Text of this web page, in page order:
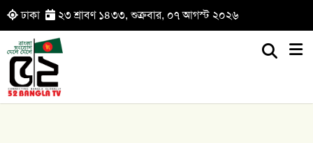
ঢাকা ২৩ শ্রাবণ ১৪৩৩, শুক্রবার, ০৭ আগস্ট ২০২৬